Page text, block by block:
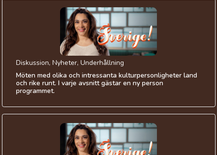
Diskussion, Nyheter, Underhållning
Möten med olika och intressanta kulturpersonligheter land
och rike runt. I varje avsnitt gästar en ny person
programmet.